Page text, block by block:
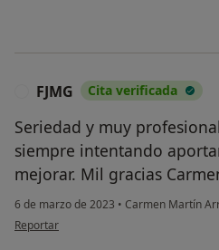
FJMG Cita verificada
Seriedad y muy
siempre intentando
mejorar. Mil gracias
6 de marzo de 2023 • Carmen Martín
en opinión del usuario FJMG
Reportar